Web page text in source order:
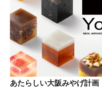
あたらしい大阪みやげ計